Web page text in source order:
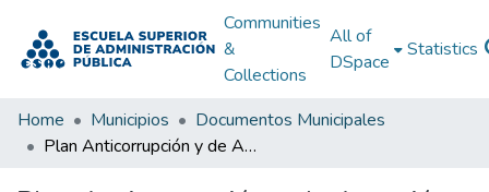
Communities
&
Collections
All of
DSpace
Statistics
Home Municipios
Documentos Municipales
Plan Anticorrupción y de Atención al Ciudadano Guadalupe Santander 2013: PAAC Guadalupe Santander 2013